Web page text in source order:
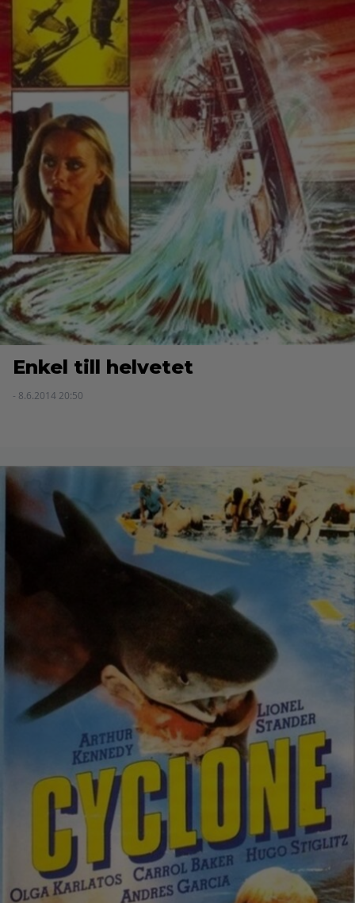
Enkel till helvetet
- 8.6.2014 20:50